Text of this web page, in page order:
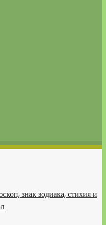
знак зодиака, стихия и